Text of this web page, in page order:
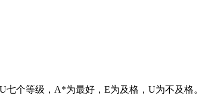
个等级，A*为最好，E为及格，U为不及格。